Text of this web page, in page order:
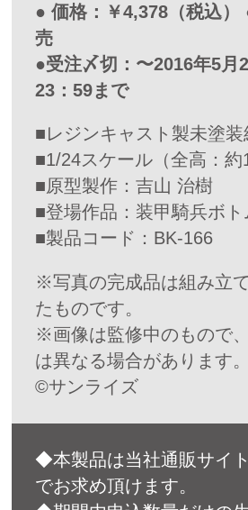
● 価格：￥4,378（税込）
売
●受注〆切：〜2016年5月
23：59まで
■レジンキャスト製未塗装
■1/24スケール（全高：約
■原型製作：吉山 治樹
■登場作品：装甲騎兵ボト
■製品コード：BK-166
※写真の完成品は組み立
たものです。
※画像は監修中のもので
は異なる場合があります。
©サンライズ
◆本製品は当社通販サイ
でお求め頂けます。